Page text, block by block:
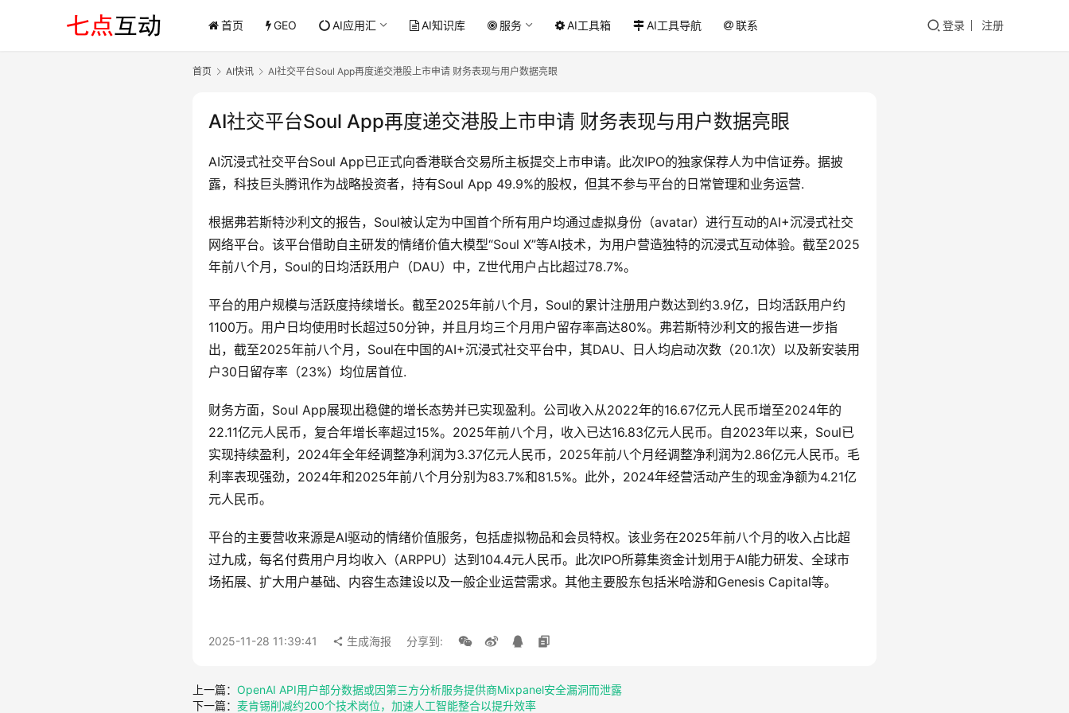
首页 GEO AI应用汇 AI知识库 服务 AI工具箱 AI工具导航 联系 登录 注册
首页 AI快讯 AI社交平台Soul App再度递交港股上市申请 财务表现与用户数据亮眼
AI社交平台Soul App再度递交港股上市申请 财务表现与用户数据亮眼
AI沉浸式社交平台Soul App已正式向香港联合交易所主板提交上市申请。此次IPO的独家保荐人为中信证券。据披
露，科技巨头腾讯作为战略投资者，持有Soul App 49.9%的股权，但其不参与平台的日常管理和业务运营.
根据弗若斯特沙利文的报告，Soul被认定为中国首个所有用户均通过虚拟身份（avatar）进行互动的AI+沉浸式社交
网络平台。该平台借助自主研发的情绪价值大模型“Soul X”等AI技术，为用户营造独特的沉浸式互动体验。截至2025
年前八个月，Soul的日均活跃用户（DAU）中，Z世代用户占比超过78.7%。
平台的用户规模与活跃度持续增长。截至2025年前八个月，Soul的累计注册用户数达到约3.9亿，日均活跃用户约
1100万。用户日均使用时长超过50分钟，并且月均三个月用户留存率高达80%。弗若斯特沙利文的报告进一步指
出，截至2025年前八个月，Soul在中国的AI+沉浸式社交平台中，其DAU、日人均启动次数（20.1次）以及新安装用
户30日留存率（23%）均位居首位.
财务方面，Soul App展现出稳健的增长态势并已实现盈利。公司收入从2022年的16.67亿元人民币增至2024年的
22.11亿元人民币，复合年增长率超过15%。2025年前八个月，收入已达16.83亿元人民币。自2023年以来，Soul已
实现持续盈利，2024年全年经调整净利润为3.37亿元人民币，2025年前八个月经调整净利润为2.86亿元人民币。毛
利率表现强劲，2024年和2025年前八个月分别为83.7%和81.5%。此外，2024年经营活动产生的现金净额为4.21亿
元人民币。
平台的主要营收来源是AI驱动的情绪价值服务，包括虚拟物品和会员特权。该业务在2025年前八个月的收入占比超
过九成，每名付费用户月均收入（ARPPU）达到104.4元人民币。此次IPO所募集资金计划用于AI能力研发、全球市
场拓展、扩大用户基础、内容生态建设以及一般企业运营需求。其他主要股东包括米哈游和Genesis Capital等。
2025-11-28 11:39:41 生成海报 分享到:
上一篇： OpenAI API用户部分数据或因第三方分析服务提供商Mixpanel安全漏洞而泄露
下一篇： 麦肯锡削减约200个技术岗位，加速人工智能整合以提升效率